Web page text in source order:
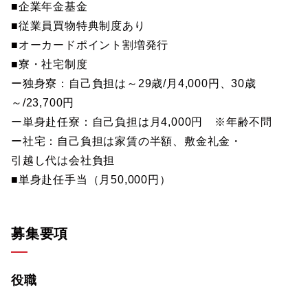
■企業年金基金
■従業員買物特典制度あり
■オーカードポイント割増発行
■寮・社宅制度
ー独身寮：自己負担は～29歳/月4,000円、30歳
～/23,700円
ー単身赴任寮：自己負担は月4,000円 ※年齢不問
ー社宅：自己負担は家賃の半額、敷金礼金・
引越し代は会社負担
■単身赴任手当（月50,000円）
募集要項
役職